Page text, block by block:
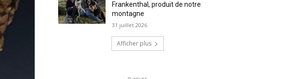
Frankenthal, produit de notre
montagne
31 juillet 2026
Afficher plus